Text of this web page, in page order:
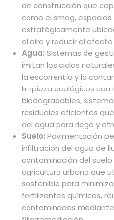
de construcción que
como el smog, espacios
estratégicamente
el aire y reducir el efecto
Agua: Sistemas de
imitan los ciclos
la escorrentía y la
limpieza ecológicos con
biodegradables,
residuales eficientes
del agua para riego y
Suelo: Pavimentación
infiltración del agua de
contaminación del
agricultura urbana que
sostenible para
fertilizantes químicos,
contaminados